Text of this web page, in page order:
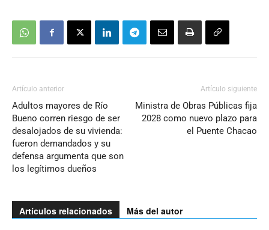
Artículo anterior
Adultos mayores de Río
Bueno corren riesgo de ser
desalojados de su vivienda:
fueron demandados y su
defensa argumenta que son
los legítimos dueños
Artículo siguiente
Ministra de Obras Públicas fija
2028 como nuevo plazo para
el Puente Chacao
Artículos relacionados Más del autor